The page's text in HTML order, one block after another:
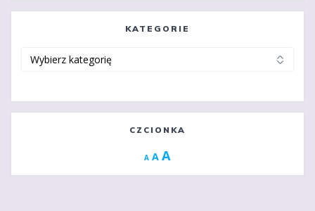
KATEGORIE
CZCIONKA
A Decrease
A Reset
A